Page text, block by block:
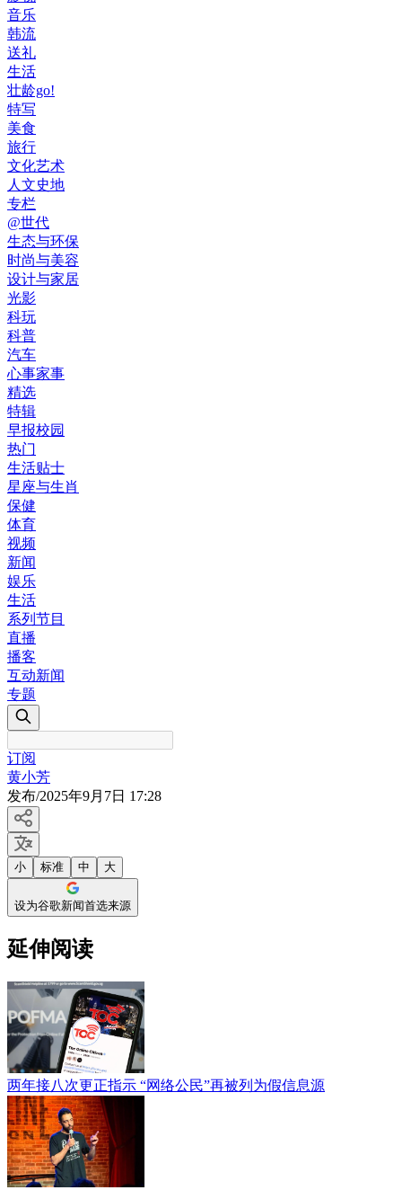
音乐
韩流
送礼
生活
壮龄go!
特写
美食
旅行
文化艺术
人文史地
专栏
@世代
生态与环保
时尚与美容
设计与家居
光影
科玩
科普
汽车
心事家事
精选
特辑
早报校园
热门
生活贴士
星座与生肖
保健
体育
视频
新闻
娱乐
生活
系列节目
直播
播客
互动新闻
专题
订阅
黄小芳
发布/2025年9月7日 17:28
小 标准 中 大
设为谷歌新闻首选来源
延伸阅读
两年接八次更正指示 “网络公民”再被列为假信息源